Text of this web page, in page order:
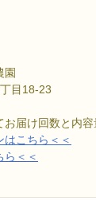
園
目18-23
届け回数と内容
はこちら＜＜
ら＜＜